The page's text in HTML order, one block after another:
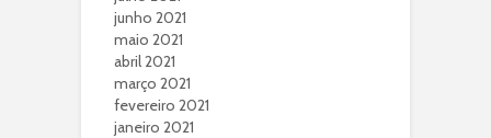
junho 2021
maio 2021
abril 2021
março 2021
fevereiro 2021
janeiro 2021